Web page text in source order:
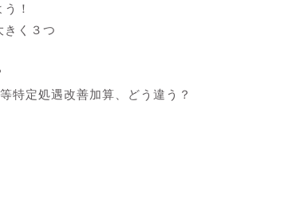
！
きく３つ
特定処遇改善加算、どう違う？